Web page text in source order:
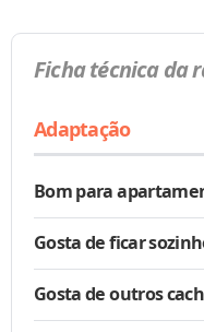
Ficha técnica da
Adaptação
Bom para
Gosta de ficar
Gosta de outros